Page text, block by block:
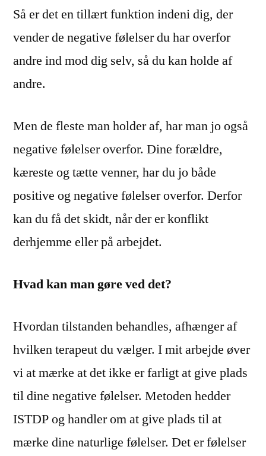
Så er det en tillært funktion indeni dig, der
vender de negative følelser du har overfor
andre ind mod dig selv, så du kan holde af
andre.
Men de fleste man holder af, har man jo også
negative følelser overfor. Dine forældre,
kæreste og tætte venner, har du jo både
positive og negative følelser overfor. Derfor
kan du få det skidt, når der er konflikt
derhjemme eller på arbejdet.
Hvad kan man gøre ved det?
Hvordan tilstanden behandles, afhænger af
hvilken terapeut du vælger. I mit arbejde øver
vi at mærke at det ikke er farligt at give plads
til dine negative følelser. Metoden hedder
ISTDP og handler om at give plads til at
mærke dine naturlige følelser. Det er følelser